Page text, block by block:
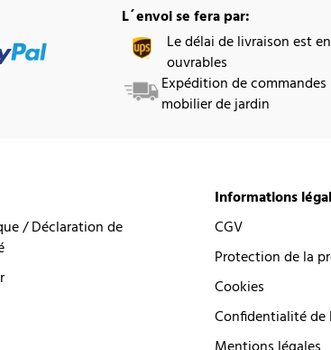
L´envoi se fera par:
Le délai de livraison est
ouvrables
Expédition de
mobilier de jardin
/ Déclaration de
Informations
CGV
Protection de la
Cookies
Confidentialité